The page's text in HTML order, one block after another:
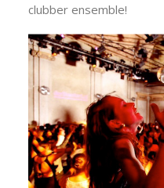
clubber ensemble!